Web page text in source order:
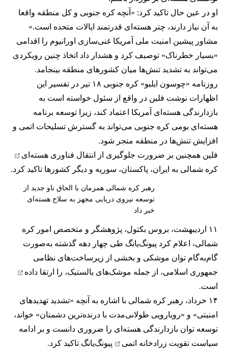
او در عین حال تاکید کرد: «آنچه کره جنوبی و کل منطقه واقعا
به آن نیاز دارند، چتر هسته‌ای قدرتمند ایالات متحده است.»
مشاور پیشین امنیت ملی آمریکا غنی‌سازی اورانیوم را اقدامی
«بسیار خطرناک» توصیف کرد و هشدار داد اتخاذ چنین رویکردی
می‌تواند به تشدید تنش‌ها میان کشورهای منطقه بینجامد.
روزنامه «چوسون ایلبو» کره جنوبی ۱۸ تیر در تفسیر این
اظهارات نوشت فلین در واقع از سئول خواسته است به
بازدارندگی هسته‌ای آمریکا اعتماد کند، زیرا توسعه برنامه
هسته‌ای بومی کره جنوبی می‌تواند به گسترش تسلیحات اتمی و
افزایش تنش‌ها در منطقه منجر شود.
فلین همچنین بر ضرورت جلوگیری از انتقال فناوری هسته‌ای
کره شمالی به ایران، پاکستان، سوریه و دیگر کشورها تاکید کرد.
رهبر کره شمالی همزمان با الحاق ناو جدید از
توسعه نیروی دریایی مجهز به سلاح هسته‌ای
خبر داد
۱۱ اردیبهشت، بروس بکتول، پژوهشگر و متخصص امور کره
شمالی، اعلام کرد پیونگ‌یانگ طی چهار دهه گذشته به‌صورت
گام‌به‌گام توان موشکی و بخشی از زیرساخت‌های نظامی
جمهوری اسلامی، از جمله موشک‌های بالستیک، را
ارتقا داده
است.
۱۴ خرداد، رهبر کره شمالی با اشاره به آنچه «تشدید تهدیدهای
امنیتی» و «رویارویی طولانی‌مدت با درنده‌ترین دشمنان» خواند،
توسعه توان بازدارندگی هسته‌ای را ضروری دانست و بر ادامه
سیاست تقویت زرادخانه اتمی
پیونگ‌یانگ تاکید کرد.